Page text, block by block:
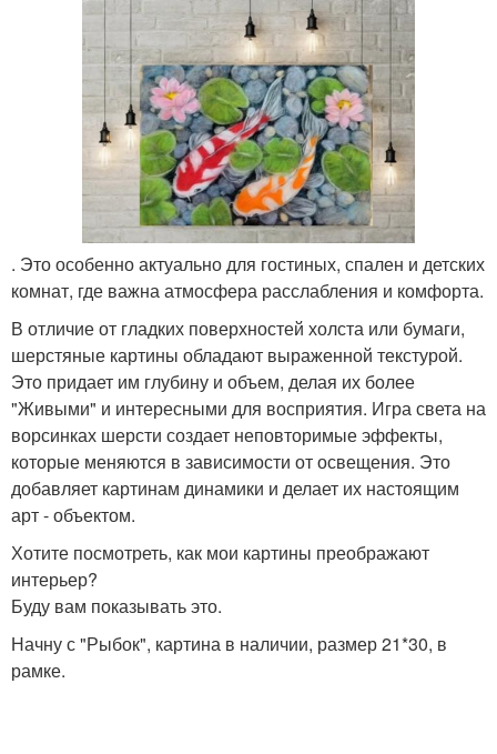
. Это особенно актуально для гостиных, спален и детских
комнат, где важна атмосфера расслабления и комфорта.
В отличие от гладких поверхностей холста или бумаги,
шерстяные картины обладают выраженной текстурой.
Это придает им глубину и объем, делая их более
"Живыми" и интересными для восприятия. Игра света на
ворсинках шерсти создает неповторимые эффекты,
которые меняются в зависимости от освещения. Это
добавляет картинам динамики и делает их настоящим
арт - объектом.
Хотите посмотреть, как мои картины преображают
интерьер?
Буду вам показывать это.
Начну с "Рыбок", картина в наличии, размер 21*30, в
рамке.